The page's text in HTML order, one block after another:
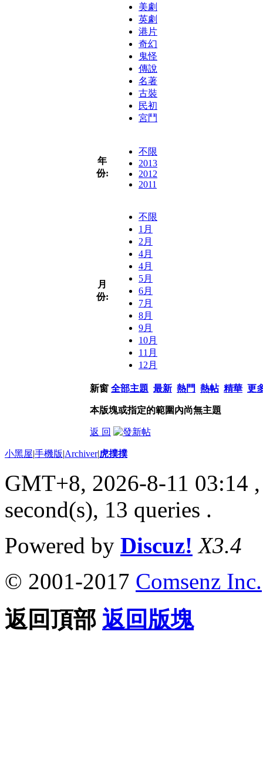
美劇
英劇
港片
奇幻
鬼怪
傳說
名著
古裝
民初
宮鬥
年
份:
不限
2013
2012
2011
月
份:
不限
1月
2月
4月
4月
5月
6月
7月
8月
9月
10月
11月
12月
新窗 全部主題 最新 熱門 熱帖 精華 更
本版塊或指定的範圍內尚無主題
返 回
小黑屋|手機版|Archiver|虎撲撲
GMT+8, 2026-8-11 03:14
second(s), 13 queries .
Powered by Discuz! X3.4
© 2001-2017 Comsenz Inc.
返回頂部 返回版塊